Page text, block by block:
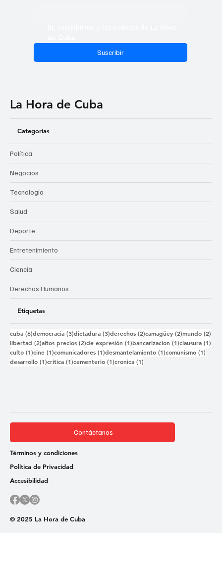
Suscribir
La Hora de Cuba
Categorías
Política
Negocios
Tecnología
Salud
Deporte
Entretenimiento
Ciencia
Derechos Humanos
Etiquetas
cuba (6)6 entradas
democracia (3)3 entradas
dictadura (3)3 entradas
derechos (2)2 entradas
camagüey (2)2 entradas
mundo (2)
libertad (2)2 entradas
altos precios (2)2 entradas
de expresión (1)1 entrada
bancarizacion (1)1 entrada
clausura (1)
culto (1)1 entrada
cine (1)1 entrada
comunicadores (1)1 entrada
desmantelamiento (1)1 entrada
comunismo (1)
desarrollo (1)1 entrada
critica (1)1 entrada
cementerio (1)1 entrada
cronica (1)
© 2025 La Hora de Cuba
Contáctanos
Términos y condiciones
Política de Privacidad
Accesibilidad